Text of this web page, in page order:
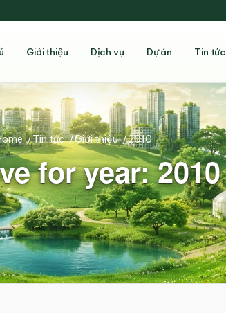
Giới thiệu Dịch vụ Dự án Tin tức
for year: 2010
/Tin tức /Giới thiệu /2010